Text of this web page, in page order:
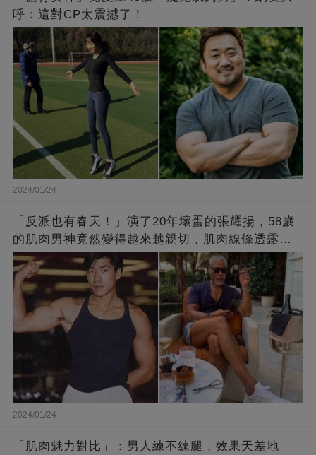
呼：這對CP太震撼了！
2024/01/24
「反派也有春天！」演了20年壞蛋的張耀揚，58歲
的肌肉男神竟然變得越來越親切，肌肉線條透露了
他的秘密！
2024/01/24
「肌肉魅力對比」：男人練不練腿，效果天差地